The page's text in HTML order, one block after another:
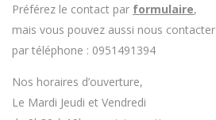
Préférez le contact par formulaire,
mais vous pouvez aussi nous contacter
par téléphone : 0951491394
Nos horaires d’ouverture,
Le Mardi Jeudi et Vendredi